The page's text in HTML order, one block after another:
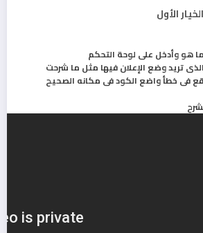
الأول
هو وأدخل على لوحة التحكم
تريد وضع الإعلان فيها مثل ما شرحت
فى خطأ واضع الكود فى مكانه الصحيح